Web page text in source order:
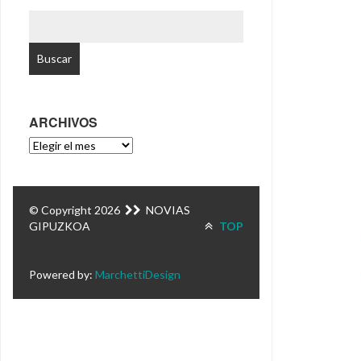
ARCHIVOS
ARCHIVOS
© Copyright 2026
NOVIAS
GIPUZKOA
TOP
Powered by: MarchettiDesign